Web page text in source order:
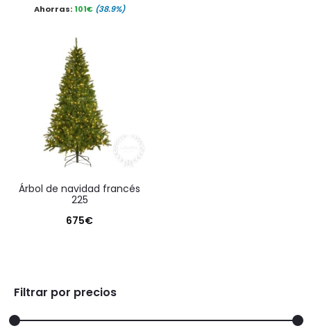
precio
era:
315€.
precio
Ahorras:101€ (38.9%)
árbol de navidad francés
225
675€
Filtrar por precios